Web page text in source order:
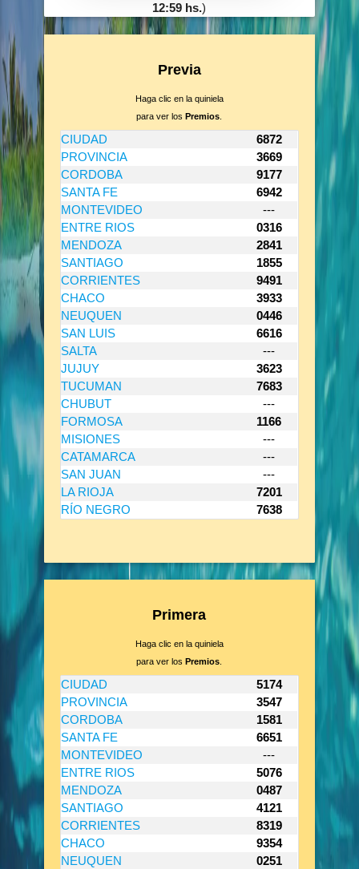
12:59 hs.)
Previa
Haga clic en la quiniela
para ver losPremios
CIUDAD
6872
PROVINCIA
3669
CORDOBA
9177
SANTA FE
6942
MONTEVIDEO
---
ENTRE RIOS
0316
MENDOZA
2841
SANTIAGO
1855
CORRIENTES
9491
CHACO
3933
NEUQUEN
0446
SAN LUIS
6616
SALTA
---
JUJUY
3623
TUCUMAN
7683
CHUBUT
---
FORMOSA
1166
MISIONES
---
CATAMARCA
---
SAN JUAN
---
LA RIOJA
7201
RÍO NEGRO
7638
Primera
Haga clic en la quiniela
para ver losPremios
CIUDAD
5174
PROVINCIA
3547
CORDOBA
1581
SANTA FE
6651
MONTEVIDEO
---
ENTRE RIOS
5076
MENDOZA
0487
SANTIAGO
4121
CORRIENTES
8319
CHACO
9354
NEUQUEN
0251